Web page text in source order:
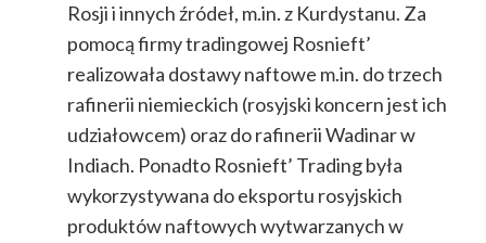
Rosji i innych źródeł, m.in. z Kurdystanu. Za
pomocą firmy tradingowej Rosnieft’
realizowała dostawy naftowe m.in. do trzech
rafinerii niemieckich (rosyjski koncern jest ich
udziałowcem) oraz do rafinerii Wadinar w
Indiach. Ponadto Rosnieft’ Trading była
wykorzystywana do eksportu rosyjskich
produktów naftowych wytwarzanych w